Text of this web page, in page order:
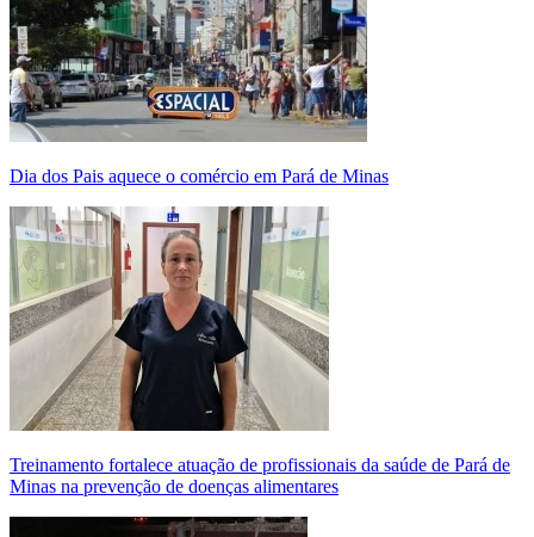
Dia dos Pais aquece o comércio em Pará de Minas
Treinamento fortalece atuação de profissionais da saúde de Pará de
Minas na prevenção de doenças alimentares